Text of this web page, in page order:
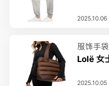
2025.10.06
服饰手袋
Lolë 女
2025.10.05